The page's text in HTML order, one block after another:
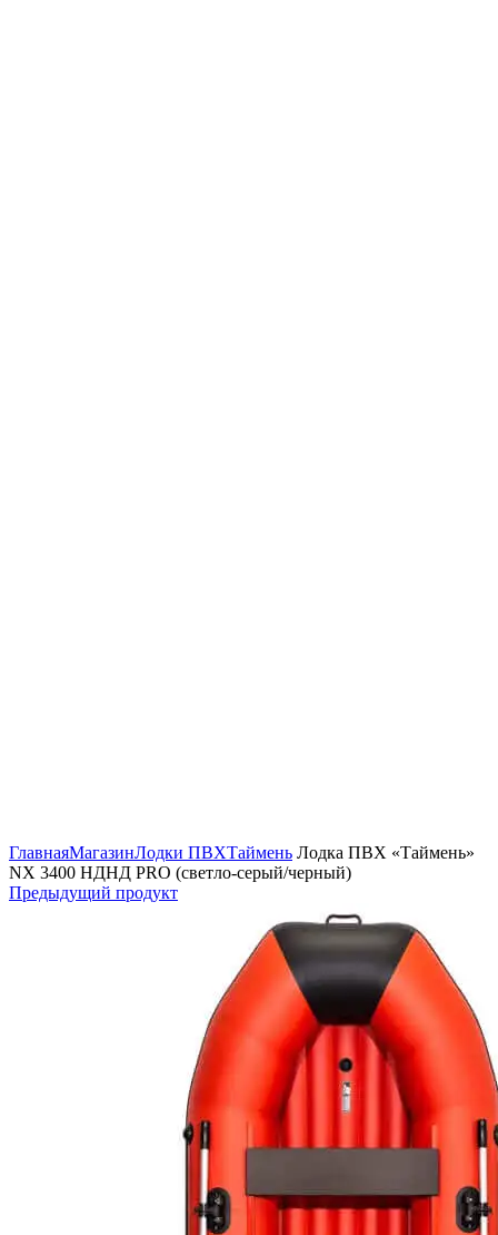
ГлавнаяМагазинЛодки ПВХТаймень Лодка ПВХ «Таймень»
NX 3400 НДНД PRO (светло-серый/черный)
Предыдущий продукт